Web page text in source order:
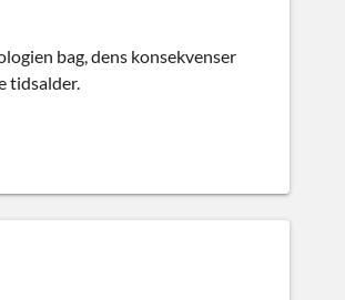
bag, dens konsekvenser
tidsalder.